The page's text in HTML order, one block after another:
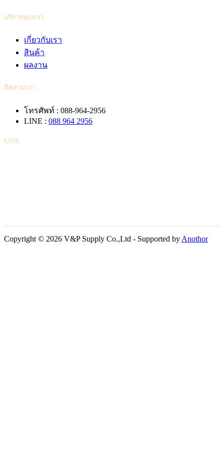
บริการของเรา
เกี่ยวกับเรา
สินค้า
ผลงาน
ติดตามเรา
โทรศัพท์ : 088-964-2956
LINE : 088 964 2956
LINE
Copyright © 2026 V&P Supply Co.,Ltd - Supported by Anothor